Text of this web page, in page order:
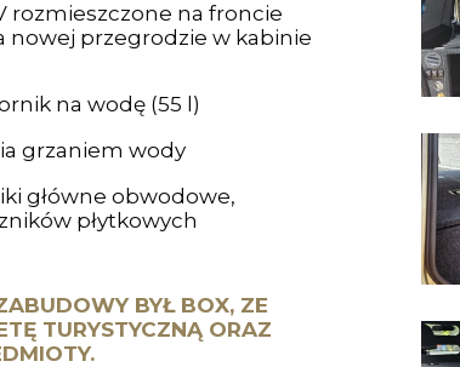
rozmieszczone na froncie
nowej przegrodzie w kabinie
na wodę (55 l)
grzaniem wody
główne obwodowe,
płytkowych
BYŁ BOX, ZE
TURYSTYCZNĄ ORAZ